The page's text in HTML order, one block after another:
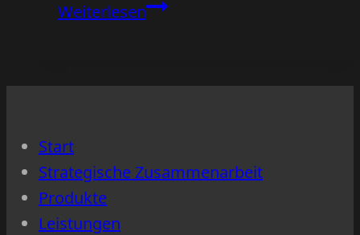
WeiterlesenStartseite
Kein
bester
Start
Strategische Zusammenarbeit
Produkte
Leistungen